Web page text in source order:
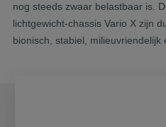
nog steeds zwaar belastbaar is.
lichtgewicht-chassis Vario X zijn
bionisch, stabiel, milieuvriendelijk